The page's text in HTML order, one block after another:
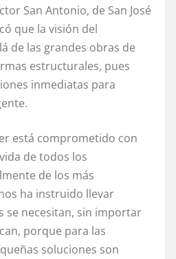
San Antonio, de San José
que la visión del
de las grandes obras de
estructurales, pues
inmediatas para
está comprometido con
de todos los
de los más
ha instruido llevar
se necesitan, sin importar
porque para las
soluciones son